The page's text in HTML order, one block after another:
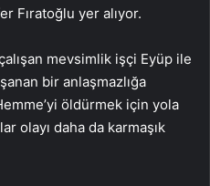
Fıratoğlu yer alıyor.
mevsimlik işçi Eyüp ile
bir anlaşmazlığa
öldürmek için yola
olayı daha da karmaşık